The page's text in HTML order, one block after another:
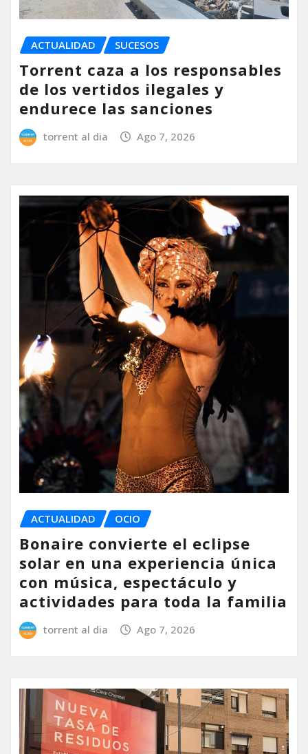
ACTUALIDAD SUCESOS
Torrent caza a los responsables
de los vertidos ilegales y
endurece las sanciones
torrent al dia Ago 7, 2026
ACTUALIDAD OCIO
Bonaire convierte el eclipse
solar en una experiencia única
con música, espectáculo y
actividades para toda la familia
torrent al dia Ago 7, 2026